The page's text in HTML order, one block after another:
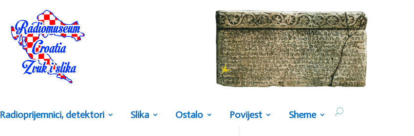
Radioprijemnici, detektori Slika Ostalo Povijest Sheme